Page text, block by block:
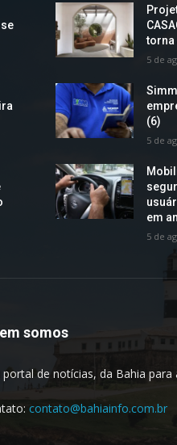
torna
5 de
(6)
5 de
em
5 de
somos
portal de notícias, da Bahia
contato@bahiainfo.com.br